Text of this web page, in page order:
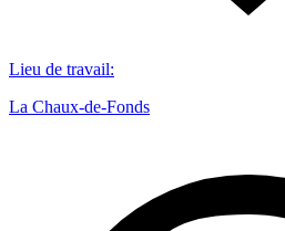
Lieu de travail:
La Chaux-de-Fonds